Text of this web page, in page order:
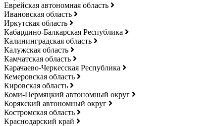
Еврейская автономная область
Ивановская область
Иркутская область
Кабардино-Балкарская Республика
Калининградская область
Калужская область
Камчатская область
Карачаево-Черкесская Республика
Кемеровская область
Кировская область
Коми-Пермяцкий автономный округ
Корякский автономный округ
Костромская область
Краснодарский край